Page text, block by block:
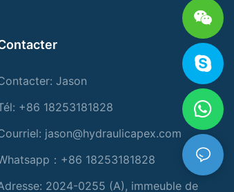
Jason
+86 18253181828
jason@hydraulicapex.com
：+86 18253181828
2024-0255 (A), immeuble de